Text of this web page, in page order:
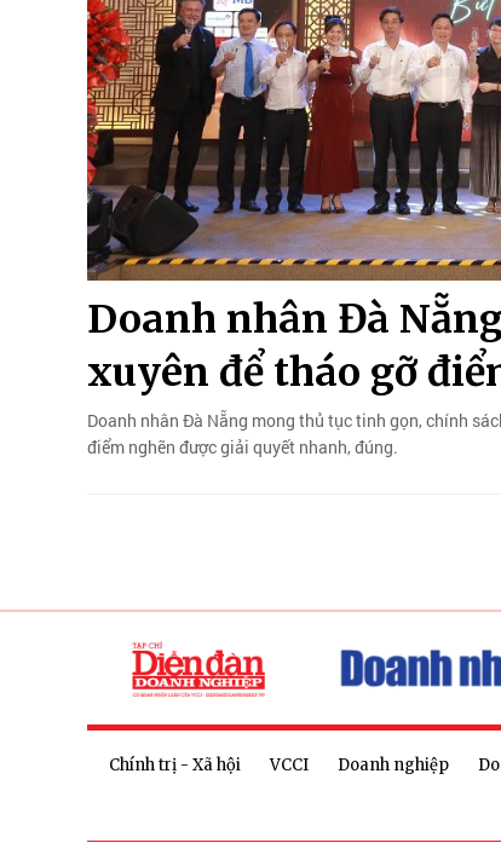
Doanh nhân Đà
xuyên để tháo gỡ
Doanh nhân Đà Nẵng mong thủ tục tinh gọn, chính
điểm nghẽn được giải quyết nhanh, đúng.
Chính trị - Xã hội VCCI Doanh nghiệp